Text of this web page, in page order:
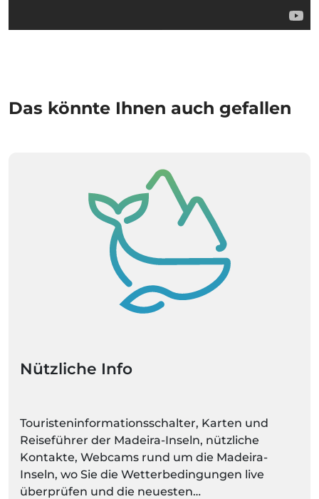
Das könnte Ihnen auch gefallen
Nützliche Info
Touristeninformationsschalter, Karten und
Reiseführer der Madeira-Inseln, nützliche
Kontakte, Webcams rund um die Madeira-
Inseln, wo Sie die Wetterbedingungen live
überprüfen und die neuesten